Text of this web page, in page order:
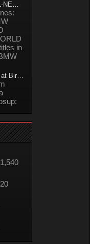
RECORDS™ titles
in
in 02/2008